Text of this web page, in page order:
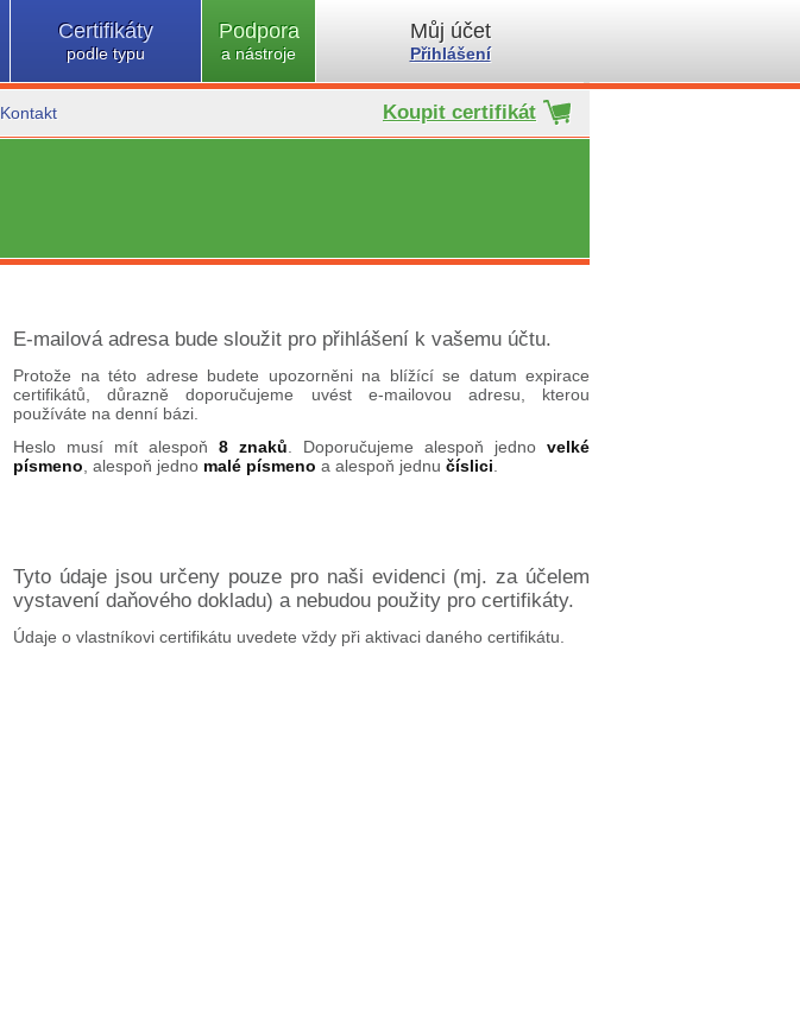
Certifikáty
podle typu
Podpora
a nástroje
Můj účet
Přihlášení
Kontakt Koupit certifikát
E-mailová adresa bude sloužit pro přihlášení k vašemu účtu.
Protože na této adrese budete upozorněni na blížící se datum expirace
certifikátů, důrazně doporučujeme uvést e-mailovou adresu, kterou
používáte na denní bázi.
Heslo musí mít alespoň 8 znaků . Doporučujeme alespoň jedno velké
písmeno , alespoň jedno malé písmeno a alespoň jednu číslici
Tyto údaje jsou určeny pouze pro naši evidenci (mj. za účelem
vystavení daňového dokladu) a nebudou použity pro certifikáty.
Údaje o vlastníkovi certifikátu uvedete vždy při aktivaci daného certifikátu.